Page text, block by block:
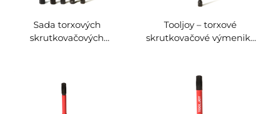
Sada torxových
skrutkovačových
elektrické skrutkovače,
priemyselné upevňovanie
Tooljoy – torxové
skrutkovačové výmeniky
pre nárazové skrutkovače
a elektrické nástroje,
priemyselné použitie a